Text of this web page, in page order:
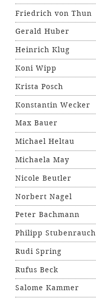
Friedrich von Thun
Gerald Huber
Heinrich Klug
Koni Wipp
Krista Posch
Konstantin Wecker
Max Bauer
Michael Heltau
Michaela May
Nicole Beutler
Norbert Nagel
Peter Bachmann
Philipp Stubenrauch
Rudi Spring
Rufus Beck
Salome Kammer